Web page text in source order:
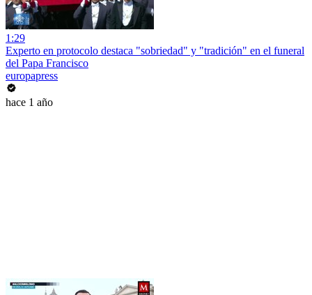
1:29
Experto en protocolo destaca "sobriedad" y "tradición" en el funeral
del Papa Francisco
europapress
hace 1 año